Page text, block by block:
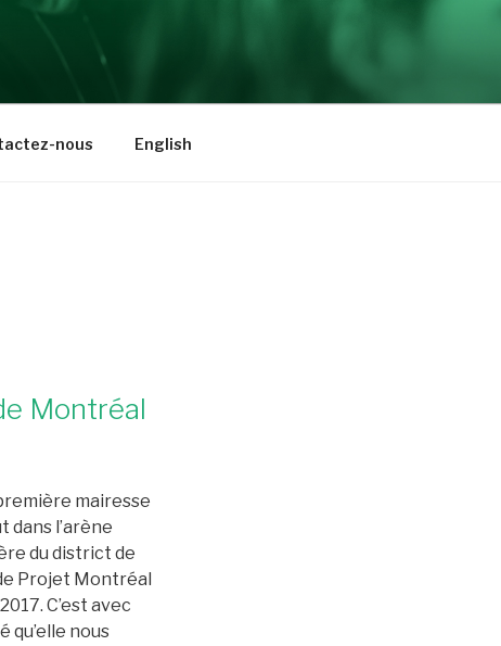
nous English
Montréal
mairesse
dans l’arène
du district de
Projet Montréal
C’est avec
qu’elle nous